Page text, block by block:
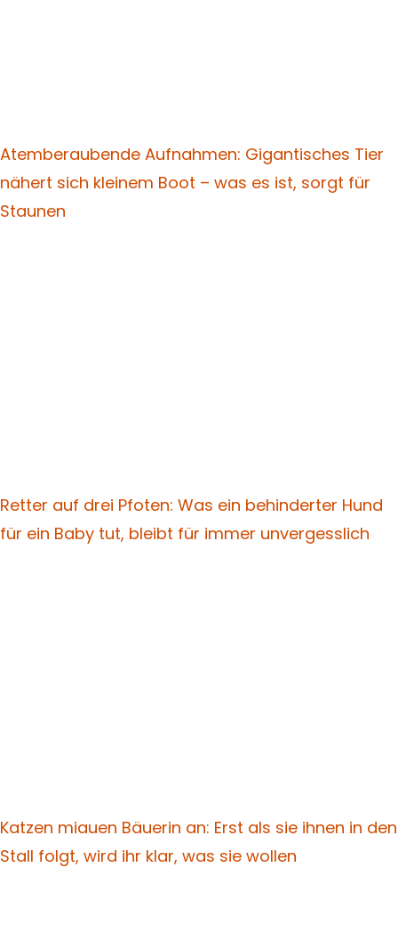
Atemberaubende Aufnahmen: Gigantisches Tier
nähert sich kleinem Boot – was es ist, sorgt für
Staunen
Retter auf drei Pfoten: Was ein behinderter Hund
für ein Baby tut, bleibt für immer unvergesslich
Katzen miauen Bäuerin an: Erst als sie ihnen in den
Stall folgt, wird ihr klar, was sie wollen